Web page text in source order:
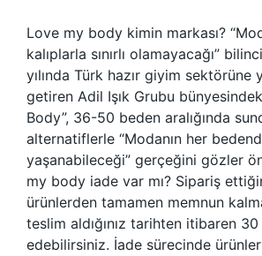
Love my body kimin markası?
kalıplarla sınırlı olamayacağı”
yılında Türk hazır giyim sektörüne
getiren Adil Işık Grubu
Body”, 36-50 beden aralığında
alternatiflerle “Modanın her
yaşanabileceği” gerçeğini gözler
my body iade var mı? Sipariş
ürünlerden tamamen memnun
teslim aldığınız tarihten itibaren
edebilirsiniz. İade sürecinde